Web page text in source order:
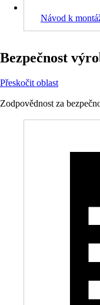
Návod k
Bezpečnost
Přeskočit oblast
Zodpovědnost za